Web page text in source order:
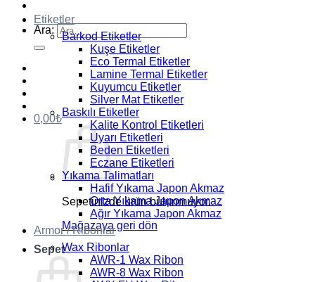
Ara:
0,00₺
Sepetinizde ürün bulunmuyor.
Mağazaya geri dön
Sepet
Etiketler
Barkod Etiketler
Kuşe Etiketler
Eco Termal Etiketler
Lamine Termal Etiketler
Kuyumcu Etiketler
Silver Mat Etiketler
Baskılı Etiketler
Kalite Kontrol Etiketleri
Uyarı Etiketleri
Beden Etiketleri
Eczane Etiketleri
Yıkama Talimatları
Hafif Yıkama Japon Akmaz
Orta Yıkama Japon Akmaz
Ağır Yıkama Japon Akmaz
Armor / Ribonlar
Wax Ribonlar
AWR-1 Wax Ribon
AWR-8 Wax Ribon